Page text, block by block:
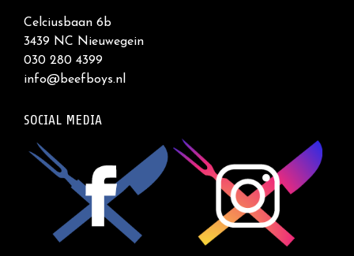
Celciusbaan 6b
3439 NC Nieuwegein
030 280 4399
info@beefboys.nl
SOCIAL MEDIA